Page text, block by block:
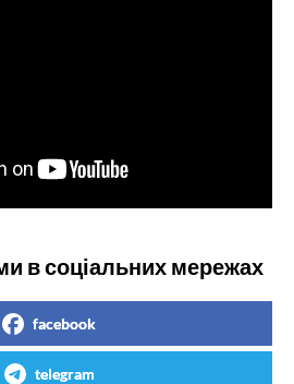
в соціальних мережах
facebook
telegram